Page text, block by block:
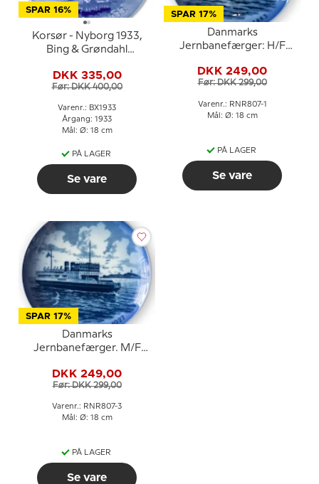
SPAR 16%
Korsør - Nyborg 1933,
Bing & Grøndahl
DKK 335,00
Før: DKK 400,00
Varenr.: BX1933
Årgang: 1933
Mål: Ø: 18 cm
PÅ LAGER
Se vare
SPAR 17%
Danmarks
Jernbanefærger: H/F
Copenhagen platte
DKK 249,00
Før: DKK 299,00
Varenr.: RNR807-1
Mål: Ø: 18 cm
PÅ LAGER
Se vare
SPAR 17%
Danmarks
Jernbanefærger. M/F
Copenhagen platte
DKK 249,00
Før: DKK 299,00
Varenr.: RNR807-3
Mål: Ø: 18 cm
PÅ LAGER
Se vare